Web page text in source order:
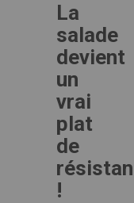
La
salade
devient
un
vrai
plat
de
!